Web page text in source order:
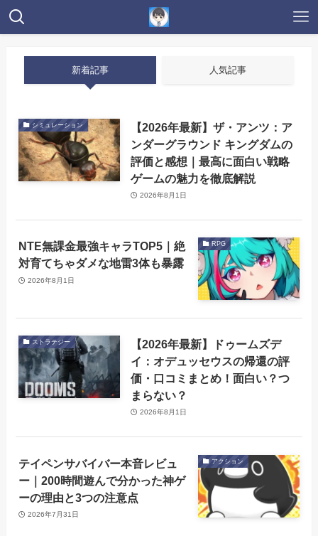
新着記事 人気記事
シミュレーション
【2026年最新】ザ・アンツ：ア
ンダーグラウンド キングダムの
評価と感想｜最高に面白い戦略
ゲームの魅力を徹底解説
2026年8月1日
RPG
NTE無課金最強キャラTOP5｜絶
対育てちゃダメな地雷3体も暴露
2026年8月1日
ストラテジー
【2026年最新】ドゥームズデ
イ：オデュッセウスの帰還の評
価・口コミまとめ！面白い？つ
まらない？
2026年8月1日
アクション
テイペンサバイバー本音レビュ
ー｜200時間遊んで分かった神ゲ
ーの理由と3つの注意点
2026年7月31日